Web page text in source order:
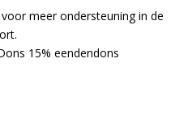
meer ondersteuning in de
15% eendendons